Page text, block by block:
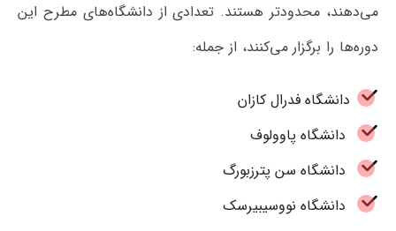
می‌دهند، محدودتر هستند. تعدادی از دانشگاه‌های مطرح این
دوره‌ها را برگزار می‌کنند، از جمله:
دانشگاه فدرال کازان
دانشگاه پاوولوف
دانشگاه سن پترزبورگ
دانشگاه نووسیبیرسک